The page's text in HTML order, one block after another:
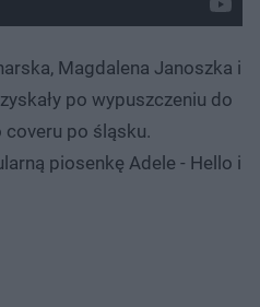
Magdalena Janoszka i
po wypuszczeniu do
po śląsku.
piosenkę Adele - Hello i